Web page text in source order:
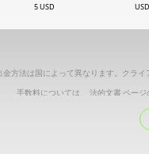
5 USD
金方法は国によって異なります。クライ
手数料については、 法的文書 ページ
初回入金の際は、入金内容の事前承